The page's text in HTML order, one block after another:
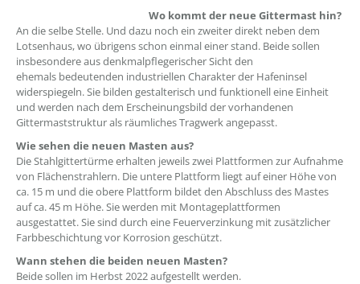
Wo kommt der neue Gittermast hin?
An die selbe Stelle. Und dazu noch ein zweiter direkt neben dem
Lotsenhaus, wo übrigens schon einmal einer stand. Beide sollen
insbesondere aus denkmalpflegerischer Sicht den
ehemals bedeutenden industriellen Charakter der Hafeninsel
widerspiegeln. Sie bilden gestalterisch und funktionell eine Einheit
und werden nach dem Erscheinungsbild der vorhandenen
Gittermaststruktur als räumliches Tragwerk angepasst.
Wie sehen die neuen Masten aus?
Die Stahlgittertürme erhalten jeweils zwei Plattformen zur Aufnahme
von Flächenstrahlern. Die untere Plattform liegt auf einer Höhe von
ca. 15 m und die obere Plattform bildet den Abschluss des Mastes
auf ca. 45 m Höhe. Sie werden mit Montageplattformen
ausgestattet. Sie sind durch eine Feuerverzinkung mit zusätzlicher
Farbbeschichtung vor Korrosion geschützt.
Wann stehen die beiden neuen Masten?
Beide sollen im Herbst 2022 aufgestellt werden.